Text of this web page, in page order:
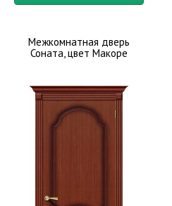
Межкомнатная дверь
Соната, цвет Макоре